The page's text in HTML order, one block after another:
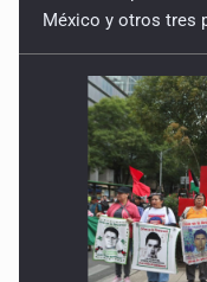
México y otros tres